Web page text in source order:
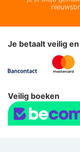
Je betaalt veilig
Veilig boeken